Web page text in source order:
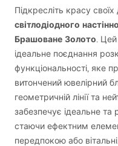
Підкресліть красу
світлодіодного
Брашоване Золото. Цей
ідеальне поєднання
функціональності, яке
витончений ювелірний
геометричній лінії та
забезпечує ідеальне та
стаючи ефектним
передпокою або